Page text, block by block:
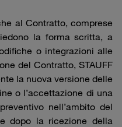
al Contratto, comprese
la forma scritta, a
o integrazioni alle
del Contratto, STAUFF
la nuova versione delle
o l’accettazione di una
nell’ambito del
dopo la ricezione della